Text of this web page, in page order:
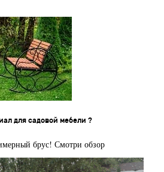
для садовой мебели ?
брус! Смотри обзор